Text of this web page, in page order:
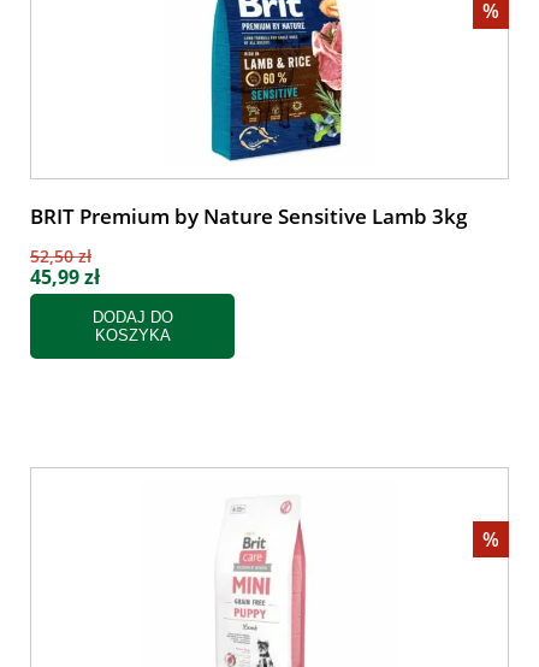
%
BRIT Premium by Nature Sensitive Lamb 3kg
52,50 zł
45,99 zł
DODAJ DO
KOSZYKA
%